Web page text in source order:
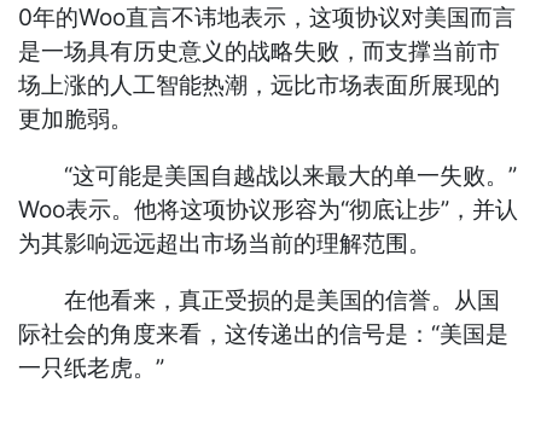
0年的Woo直言不讳地表示，这项协议对美国而言
是一场具有历史意义的战略失败，而支撑当前市
场上涨的人工智能热潮，远比市场表面所展现的
更加脆弱。
“这可能是美国自越战以来最大的单一失败。”
Woo表示。他将这项协议形容为“彻底让步”，并认
为其影响远远超出市场当前的理解范围。
在他看来，真正受损的是美国的信誉。从国
际社会的角度来看，这传递出的信号是：“美国是
一只纸老虎。”